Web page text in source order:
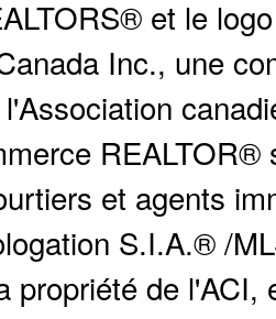
et le
Inc., une
et agents
S.I.A.® /
propriété de